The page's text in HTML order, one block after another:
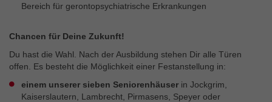
Bereich für gerontopsychiatrische Erkrankungen
Chancen für Deine Zukunft!
Du hast die Wahl. Nach der Ausbildung stehen Dir alle Türen
offen. Es besteht die Möglichkeit einer Festanstellung in:
einem unserer sieben Seniorenhäuser in Jockgrim,
Kaiserslautern, Lambrecht, Pirmasens, Speyer oder